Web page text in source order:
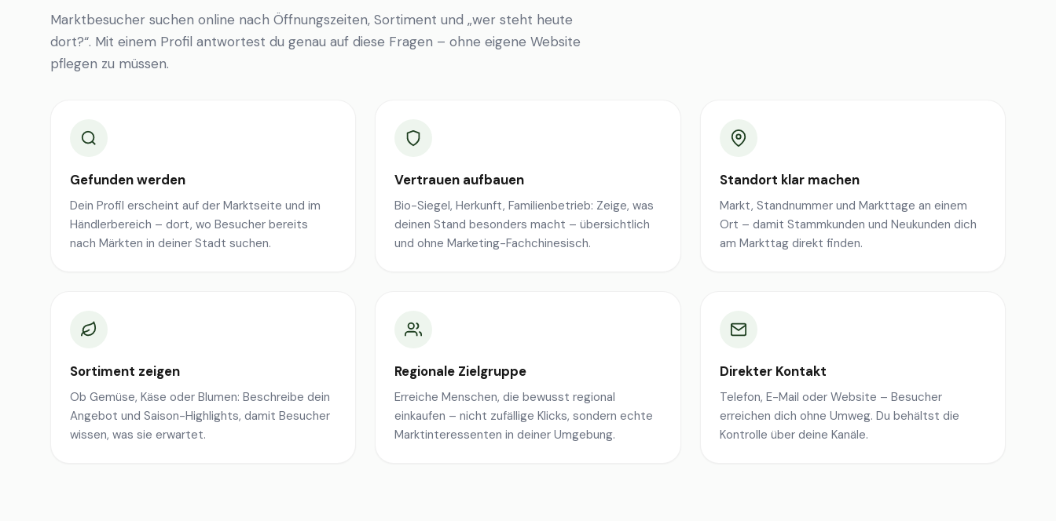
Marktbesucher suchen online nach Öffnungszeiten, Sortiment und „wer steht heute
dort?“. Mit einem Profil antwortest du genau auf diese Fragen – ohne eigene Website
pflegen zu müssen.
Gefunden werden
Dein Profil erscheint auf der Marktseite und im
Händlerbereich – dort, wo Besucher bereits
nach Märkten in deiner Stadt suchen.
Vertrauen aufbauen
Bio-Siegel, Herkunft, Familienbetrieb: Zeige, was
deinen Stand besonders macht – übersichtlich
und ohne Marketing-Fachchinesisch.
Standort klar machen
Markt, Standnummer und Markttage an einem
Ort – damit Stammkunden und Neukunden dich
am Markttag direkt finden.
Sortiment zeigen
Ob Gemüse, Käse oder Blumen: Beschreibe dein
Angebot und Saison-Highlights, damit Besucher
wissen, was sie erwartet.
Regionale Zielgruppe
Erreiche Menschen, die bewusst regional
einkaufen – nicht zufällige Klicks, sondern echte
Marktinteressenten in deiner Umgebung.
Direkter Kontakt
Telefon, E-Mail oder Website – Besucher
erreichen dich ohne Umweg. Du behältst die
Kontrolle über deine Kanäle.